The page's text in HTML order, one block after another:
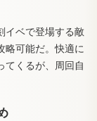
イベで登場する敵
略可能だ。快適に
てくるが、周回自